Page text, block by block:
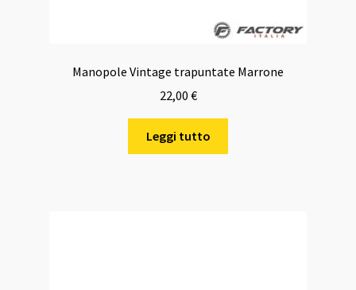
Manopole Vintage trapuntate Marrone
22,00 €
Leggi tutto